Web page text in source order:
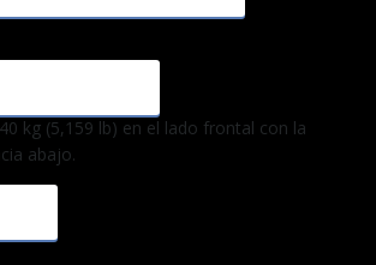
kg (5,159 lb) en el lado frontal con la
abajo.